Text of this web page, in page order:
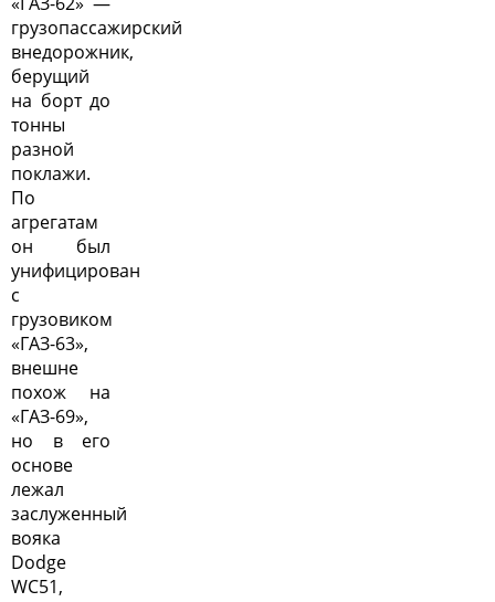
грузопассажирский
внедорожник,
берущий
на борт до
тонны
разной
поклажи.
По
агрегатам
он был
унифицирован
с
грузовиком
«ГАЗ-63»,
внешне
похож на
«ГАЗ-69»,
но в его
основе
лежал
заслуженный
вояка
Dodge
WC51,